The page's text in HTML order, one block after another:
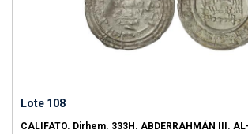
Lote 108
CALIFATO. Dirhem. 333H. ABDERRAHMÁN III.